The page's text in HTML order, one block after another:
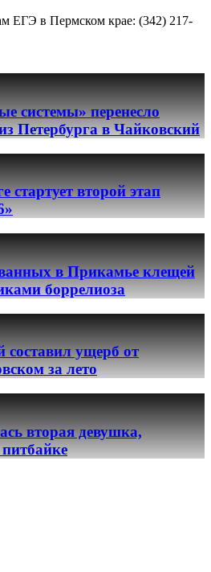
ЕГЭ в Пермском крае: (342) 217-
системы» перенесло
Петербурга в Чайковский
стартует второй этап
в Прикамье клещей
боррелиоза
ущерб от
за лето
вторая девушка,